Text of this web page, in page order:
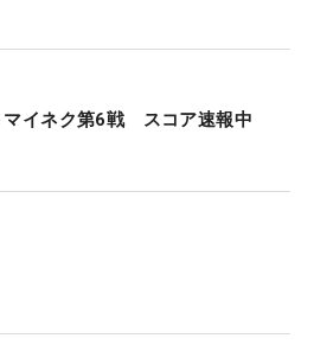
マイネク第6戦 スコア速報中